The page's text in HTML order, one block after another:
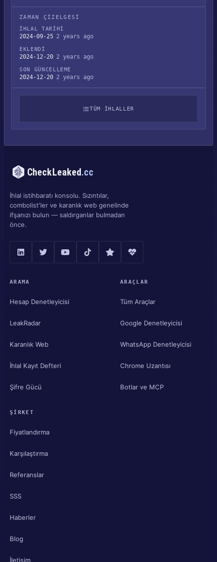
ZAMAN ÇIZELGESI
İHLAL TARIHI
2024-09-25 2 years ago
EKLENDI
2024-12-20 2 years ago
SON GÜNCELLEME
2024-12-20 2 years ago
TÜM IHLALLER
CheckLeaked.cc
İhlal istihbaratı konsolu. Sızıntılar,
combolist'ler ve karanlık web genelinde
ifşanızı bulun — saldırganlar bulmadan
önce.
ARAMA
Hesap Denetleyicisi
LeakRadar
Karanlık Web
İhlal Kayıt Defteri
Şifre Gücü
ARAÇLAR
Tüm Araçlar
Google Denetleyicisi
WhatsApp Denetleyicisi
Chrome Uzantısı
Botlar ve MCP
ŞIRKET
Fiyatlandırma
Karşılaştırma
Referanslar
SSS
Haberler
Blog
İletişim